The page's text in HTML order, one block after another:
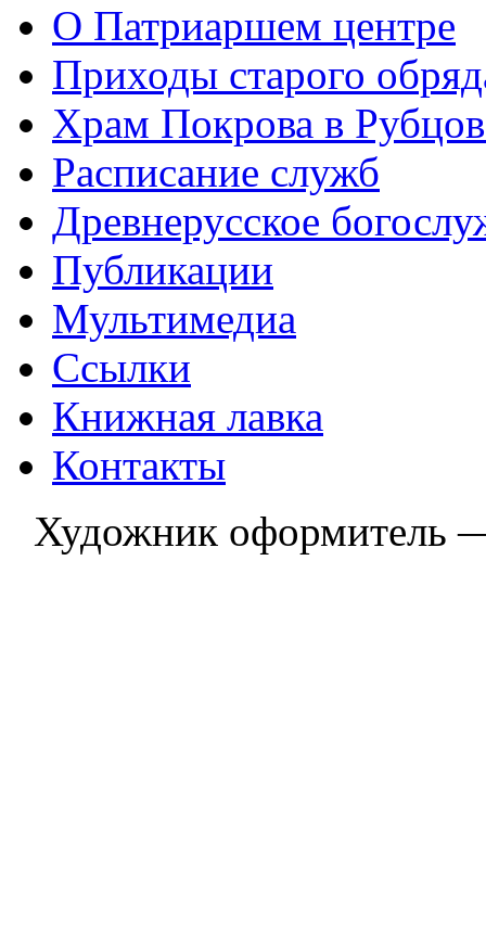
О Патриаршем центре
Приходы старого
Храм Покрова в
Расписание служб
Древнерусское
Публикации
Мультимедиа
Ссылки
Книжная лавка
Контакты
Художник оформитель